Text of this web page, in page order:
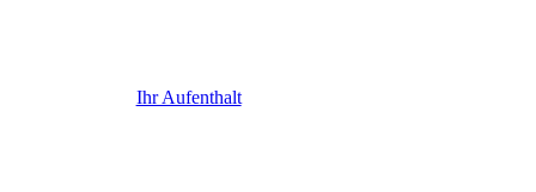
Ihr Aufenthalt